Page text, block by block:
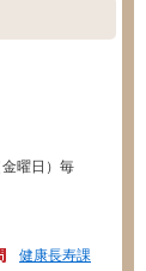
曜日）毎
健康長寿課